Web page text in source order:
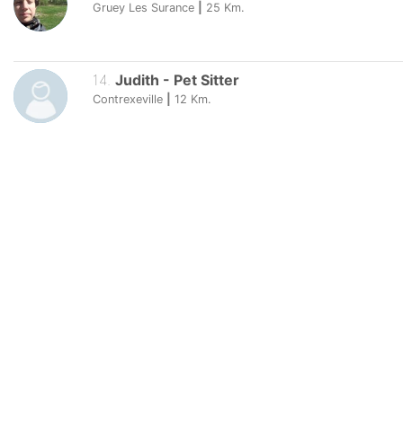
Gruey Les Surance 25 Km.
14 Judith - Pet Sitter
Contrexeville 12 Km.